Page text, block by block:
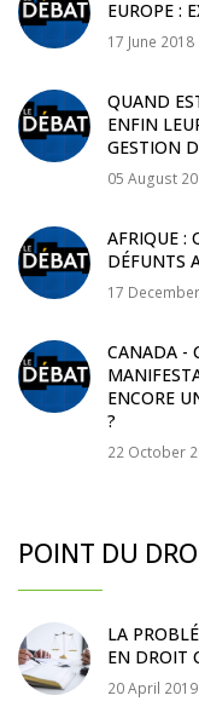
EUROPE :
17 June 2018
QUAND
ENFIN
GESTION
05 August
AFRIQUE :
DÉFUNTS
17
CANADA -
ENCORE
?
22 October
POINT DU
LA
EN DROIT
20 April 2019